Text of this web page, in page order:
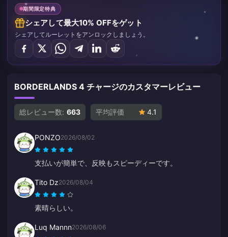
期間限定特典
シェアして最大10% OFFをゲット
シェアしてルーレットをアンロックしましょう。
BORDERLANDS 4 チャージのカスタマーレビュー
総レビュー数: 663 平均評価 4.1
PONZO2026/08/02
支払いが簡単で、反映もスピーディーです。
Tito Dz2026/08/04
素晴らしい。
Luq Mannn2026/08/06